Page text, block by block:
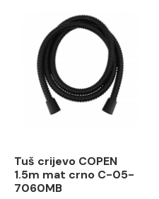
Tuš crijevo COPEN
1.5m mat crno C-05-
7060MB